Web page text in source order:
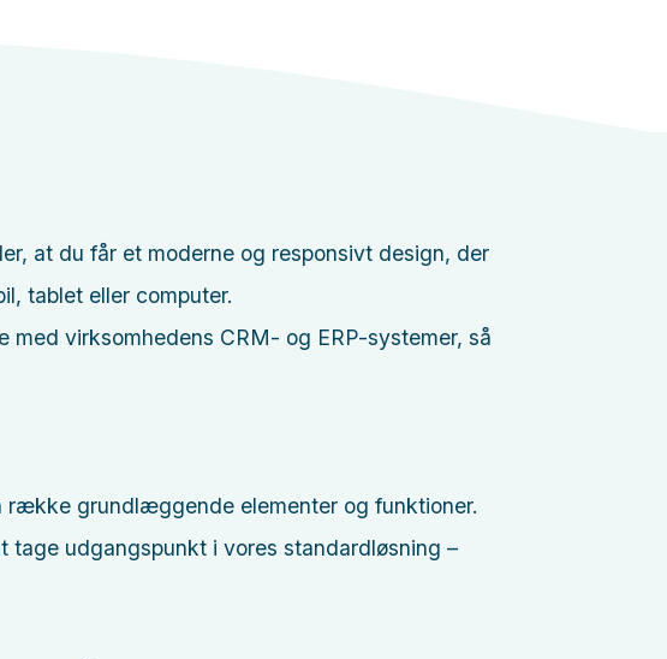
at du får et moderne og responsivt design, der
tablet eller computer.
virksomhedens CRM- og ERP-systemer, så
række grundlæggende elementer og funktioner.
udgangspunkt i vores standardløsning –